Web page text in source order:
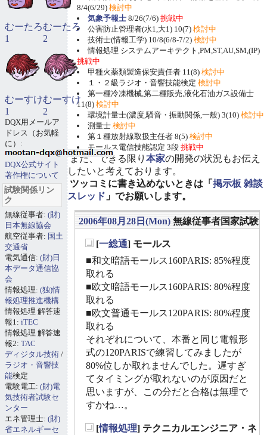
8/4(6/29) 検討中
気象予報士 8/26(7/6) 挑戦中
公害防止管理者(水1,大1) 10(7) 検討中
技術士(情報工学) 10/8(6/8-7/2) 検討中
情報処理 システムアーキテクト,PM,ST,AU,SM,(IP)
挑戦中
甲種火薬類製造保安責任者 11(8) 検討中
１・２級ラジオ・音響技能検定 検討中
第一種冷凍機械,第二種販売,液化石油ガス設備士
11(8) 検討中
環境計量士(濃度,騒音・振動関係,一般) 3(10) 検討中
測量士 検討中
第１種放射線取扱主任者 8(5) 検討中
モールス電信技能認定 3段 挑戦中
また、できる限り 本家の開発の状況もお伝え
したいと考えております。
ツッコミに書き込めないときは「 掲示板 雑談
スレッド 」でお願いします。
2006年08月28日(Mon) 無線従事者国家試験
[一総通] モールス
■和文暗語モールス160PARIS: 85%程度
取れる
■欧文暗語モールス160PARIS: 80%程度
取れる
■欧文普通モールス120PARIS: 80%程度
取れる
それぞれについて、本番と同じ電報形
式の120PARISで練習してみましたが
80%位しか取れませんでした。遅すぎ
てタイミングが取れないのが原因だと
思いますが、この分だと合格は無理で
すかね…。
[情報処理] テクニカルエンジニア・ネ
むーたろ
1
むーたろ
2
むーすけ
1
むーすけ
2
DQX用メールア
ドレス（お気軽
に）:
DQX公式サイト
著作権について
試験関係リン
ク
無線従事者: (財)
日本無線協会
航空従事者: 国土
交通省
電気通信: (財)日
本データ通信協
会
情報処理: (独)情
報処理推進機構
情報処理 解答速
報1: iTEC
情報処理 解答速
報2: TAC
ディジタル技術 /
ラジオ・音響技
能検定
電験電工: (財)電
気技術者試験セ
ンター
エネ管理士: (財)
省エネルギーセ